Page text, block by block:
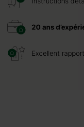
20 ans
Excellent rapport